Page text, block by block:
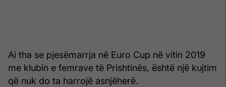
Ai tha se pjesëmarrja në Euro Cup në vitin 2019
me klubin e femrave të Prishtinës, është një kujtim
që nuk do ta harrojë asnjëherë.